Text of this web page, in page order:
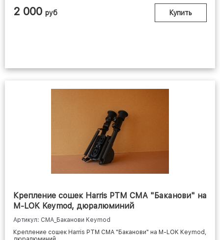
2 000 руб Купить
Крепление сошек Harris РТМ СМА "Баканови" на
M-LOK Keymod, дюралюминий
Артикул: СМА_Баканови Keymod
Крепление сошек Harris РТМ СМА "Баканови" на M-LOK Keymod,